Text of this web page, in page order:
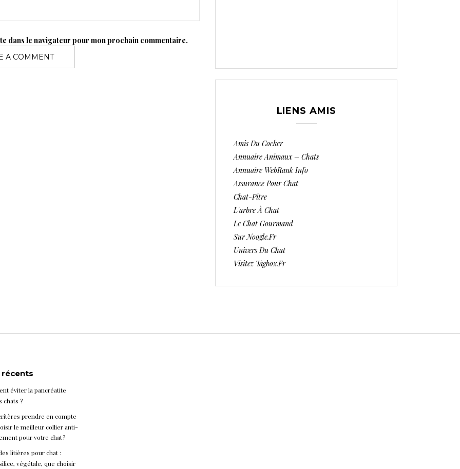
dans le navigateur pour mon prochain commentaire.
LIENS AMIS
Amis Du Cocker
Annuaire Animaux – Chats
Annuaire WebRank Info
Assurance Pour Chat
Chat-Pitre
L'arbre À Chat
Le Chat Gourmand
Sur Noogle.fr
Univers Du Chat
Visitez Tagbox.fr
éviter la pancréatite
chats ?
prendre en compte
le meilleur collier anti-
pour votre chat ?
litières pour chat :
végétale, que choisir